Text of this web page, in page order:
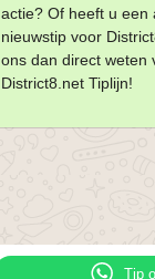
actie? Of heeft u een
nieuwstip voor
ons dan direct weten
District8.net Tiplijn!
Tip